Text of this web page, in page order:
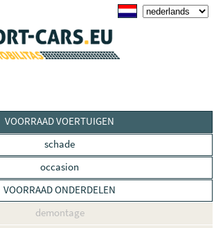
VOORRAAD VOERTUIGEN
schade
occasion
VOORRAAD ONDERDELEN
demontage